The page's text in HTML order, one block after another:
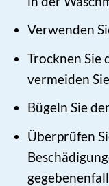
Verwenden
Trocknen Sie
vermeiden
Bügeln Sie
Überprüfen